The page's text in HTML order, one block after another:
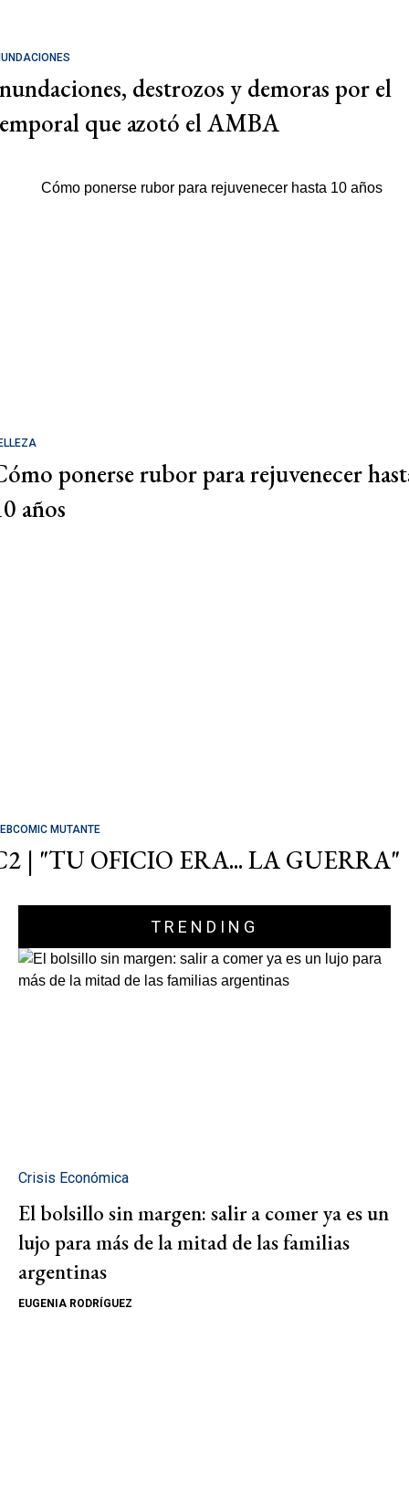
destrozos y demoras por el
que azotó el AMBA
ponerse rubor para rejuvenecer
años
MUTANTE
| "TU OFICIO ERA... LA GUERRA"
TRENDING
Crisis Económica
El bolsillo sin margen: salir a comer ya es un
lujo para más de la mitad de las familias
argentinas
EUGENIA RODRÍGUEZ